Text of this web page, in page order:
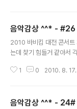
는 달리네 잘 알고있지만
웃어**Repeat *Repeat
없이 꿈을 날리네하늘은
음악감상 ^^* - #26
2010 바비킴 대전 콘서트
는데 찾기 힘들거 같아서
들 때에 내 가슴은 뛰고 있
럼 한마디 못하고서 뒤돌
1 0 2010. 8. 17.
음악감상 ^^* - 24#